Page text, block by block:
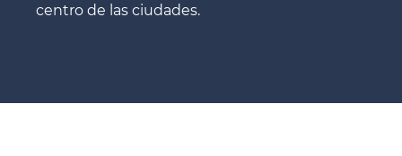
centro de las ciudades.